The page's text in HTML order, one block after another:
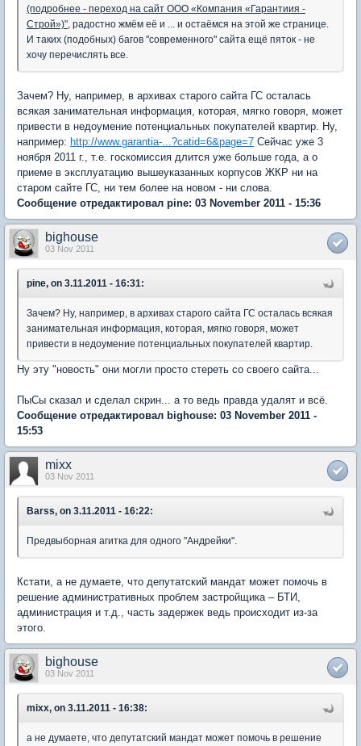
(подробнее - переход на сайт ООО «Компания «Гарантиия -
Строй»)", радостно жмём её и ... и остаёмся на этой же странице.
И таких (подобных) багов "современного" сайта ещё пяток - не
хочу перечислять все.
Зачем? Ну, например, в архивах старого сайта ГС осталась
всякая занимательная информация, которая, мягко говоря, может
привести в недоумение потенциальных покупателей квартир. Ну,
например: http://www.garantia-...?catid=6&page=7 Сейчас уже 3
ноября 2011 г., т.е. госкомиссия длится уже больше года, а о
приеме в эксплуатацию вышеуказанных корпусов ЖКР ни на
старом сайте ГС, ни тем более на новом - ни слова.
Сообщение отредактировал pine: 03 November 2011 - 15:36
bighouse
03 Nov 2011
pine, on 3.11.2011 - 16:31:
Зачем? Ну, например, в архивах старого сайта ГС осталась всякая
занимательная информация, которая, мягко говоря, может
привести в недоумение потенциальных покупателей квартир.
Ну эту "новость" они могли просто стереть со своего сайта...
ПыСы сказал и сделал скрин... а то ведь правда удалят и всё.
Сообщение отредактировал bighouse: 03 November 2011 -
15:53
mixx
03 Nov 2011
Barss, on 3.11.2011 - 16:22:
Предвыборная агитка для одного "Андрейки".
Кстати, а не думаете, что депутатский мандат может помочь в
решение административных проблем застройщика – БТИ,
администрация и т.д., часть задержек ведь происходит из-за
этого.
bighouse
03 Nov 2011
mixx, on 3.11.2011 - 16:38:
а не думаете, что депутатский мандат может помочь в решение